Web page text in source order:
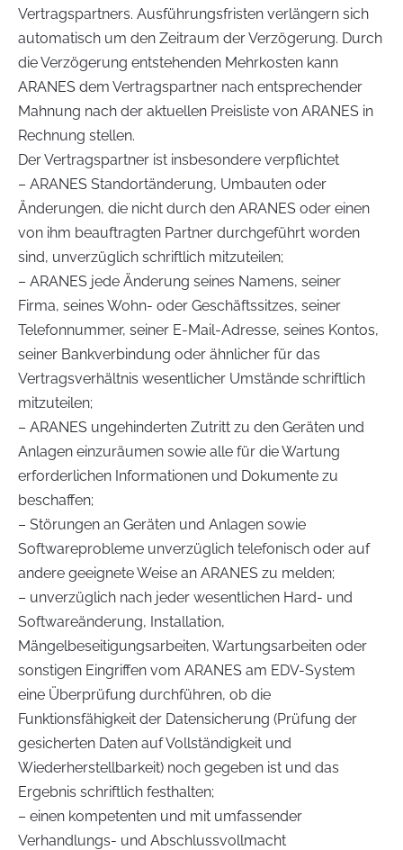
Vertragspartners. Ausführungsfristen verlängern sich
automatisch um den Zeitraum der Verzögerung. Durch
die Verzögerung entstehenden Mehrkosten kann
ARANES dem Vertragspartner nach entsprechender
Mahnung nach der aktuellen Preisliste von ARANES in
Rechnung stellen.
Der Vertragspartner ist insbesondere verpflichtet
– ARANES Standortänderung, Umbauten oder
Änderungen, die nicht durch den ARANES oder einen
von ihm beauftragten Partner durchgeführt worden
sind, unverzüglich schriftlich mitzuteilen;
– ARANES jede Änderung seines Namens, seiner
Firma, seines Wohn- oder Geschäftssitzes, seiner
Telefonnummer, seiner E-Mail-Adresse, seines Kontos,
seiner Bankverbindung oder ähnlicher für das
Vertragsverhältnis wesentlicher Umstände schriftlich
mitzuteilen;
– ARANES ungehinderten Zutritt zu den Geräten und
Anlagen einzuräumen sowie alle für die Wartung
erforderlichen Informationen und Dokumente zu
beschaffen;
– Störungen an Geräten und Anlagen sowie
Softwareprobleme unverzüglich telefonisch oder auf
andere geeignete Weise an ARANES zu melden;
– unverzüglich nach jeder wesentlichen Hard- und
Softwareänderung, Installation,
Mängelbeseitigungsarbeiten, Wartungsarbeiten oder
sonstigen Eingriffen vom ARANES am EDV-System
eine Überprüfung durchführen, ob die
Funktionsfähigkeit der Datensicherung (Prüfung der
gesicherten Daten auf Vollständigkeit und
Wiederherstellbarkeit) noch gegeben ist und das
Ergebnis schriftlich festhalten;
– einen kompetenten und mit umfassender
Verhandlungs- und Abschlussvollmacht